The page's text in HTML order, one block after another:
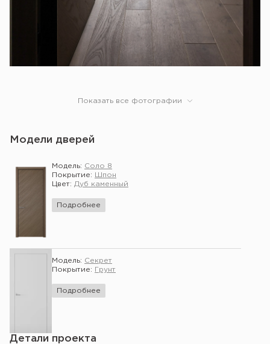
Показать все фотографии
Модели дверей
Модель: Соло 8
Покрытие:
Шпон
Цвет: Дуб каменный
Подробнее
Модель: Секрет
Покрытие:
Грунт
Подробнее
Детали проекта